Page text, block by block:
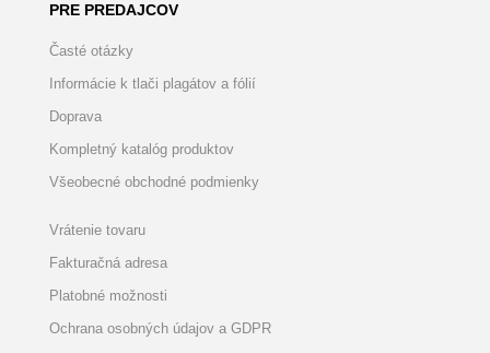
PRE PREDAJCOV
Časté otázky
Informácie k tlači plagátov a fólií
Doprava
Kompletný katalóg produktov
Všeobecné obchodné podmienky
Vrátenie tovaru
Fakturačná adresa
Platobné možnosti
Ochrana osobných údajov a GDPR